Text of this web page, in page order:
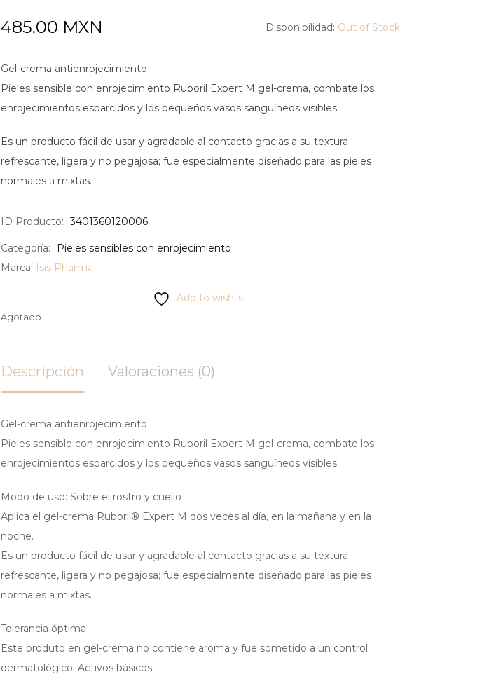
485.00 MXN Disponibilidad: Out of Stock
Gel-crema antienrojecimiento
Pieles sensible con enrojecimiento Ruboril Expert M gel-crema, combate los
enrojecimientos esparcidos y los pequeños vasos sanguíneos visibles.
Es un producto fácil de usar y agradable al contacto gracias a su textura
refrescante, ligera y no pegajosa; fue especialmente diseñado para las pieles
normales a mixtas.
ID Producto: 3401360120006
Categoría:
Pieles sensibles con enrojecimiento
Marca: Isis Pharma
Add to wishlist
Agotado
Descripción Valoraciones (0)
Gel-crema antienrojecimiento
Pieles sensible con enrojecimiento Ruboril Expert M gel-crema, combate los
enrojecimientos esparcidos y los pequeños vasos sanguíneos visibles.
Modo de uso: Sobre el rostro y cuello
Aplica el gel-crema Ruboril® Expert M dos veces al día, en la mañana y en la
noche.
Es un producto fácil de usar y agradable al contacto gracias a su textura
refrescante, ligera y no pegajosa; fue especialmente diseñado para las pieles
normales a mixtas.
Tolerancia óptima
Este produto en gel-crema no contiene aroma y fue sometido a un control
dermatológico. Activos básicos